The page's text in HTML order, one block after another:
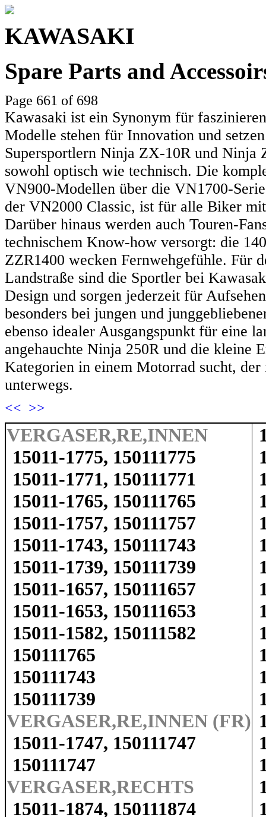
KAWASAKI
Spare Parts and
Page 661 of 698
Kawasaki ist ein Synonym für
Modelle stehen für Innovation und
Supersportlern Ninja ZX-10R und Ninja
sowohl optisch wie technisch. Die
VN900-Modellen über die VN1700-
der VN2000 Classic, ist für alle Biker
Darüber hinaus werden auch Touren-
technischem Know-how versorgt: die
ZZR1400 wecken Fernwehgefühle. Für
Landstraße sind die Sportler bei
Design und sorgen jederzeit für
besonders bei jungen und
ebenso idealer Ausgangspunkt für eine
angehauchte Ninja 250R und die kleine
Kategorien in einem Motorrad sucht,
unterwegs.
<< >>
VERGASER,RE,INNEN
15011-1775, 150111775
15011-1771, 150111771
15011-1765, 150111765
15011-1757, 150111757
15011-1743, 150111743
15011-1739, 150111739
15011-1657, 150111657
15011-1653, 150111653
15011-1582, 150111582
150111765
150111743
150111739
VERGASER,RE,INNEN (FR)
15011-1747, 150111747
150111747
VERGASER,RECHTS
15011-1874, 150111874